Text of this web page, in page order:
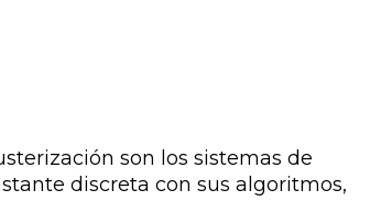
son los sistemas de
discreta con sus algoritmos,